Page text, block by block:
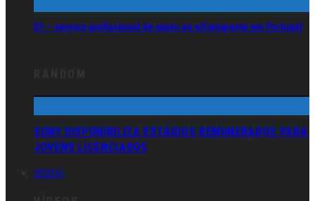
Ei! – serviço profissional de apoio ao e(i)migrante em Portugal
SONY DISPONIBILIZA ESTÁGIOS REMUNERADOS PARA
JOVENS LICENCIADOS
VÍDEOS